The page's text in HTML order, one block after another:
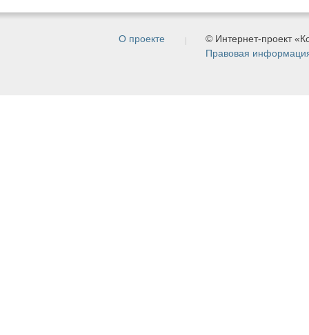
О проекте
© Интернет-проект
Правовая